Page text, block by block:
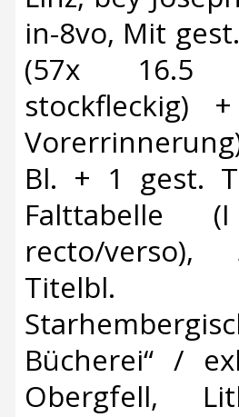
in-8vo, Mit
(57x 16.5
stockfleckig)
Bl. + 1 gest.
recto/
Titelbl.
Bücherei“ /
Obergfell,